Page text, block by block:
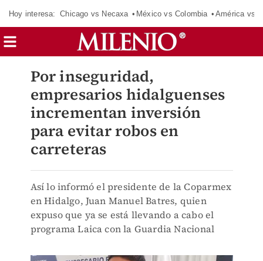
Hoy interesa: Chicago vs Necaxa México vs Colombia América vs
Por inseguridad,
empresarios hidalguenses
incrementan inversión
para evitar robos en
carreteras
Así lo informó el presidente de la Coparmex
en Hidalgo, Juan Manuel Batres, quien
expuso que ya se está llevando a cabo el
programa Laica con la Guardia Nacional